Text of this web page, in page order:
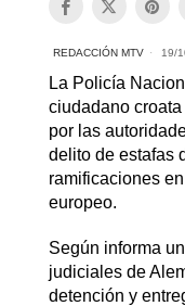
REDACCIÓN MTV 19/
La Policía
ciudadano
por las
delito de estafas
ramificaciones
europeo.
Según informa
judiciales de
detención y